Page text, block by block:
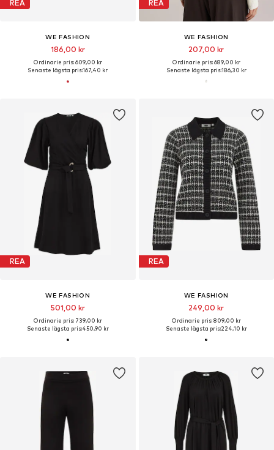
REA
WE FASHION
186,00 kr
Ordinarie pris: 609,00 kr
Senaste lägsta pris:167,40 kr
REA
WE FASHION
207,00 kr
Ordinarie pris: 689,00 kr
Senaste lägsta pris:186,30 kr
REA
WE FASHION
501,00 kr
Ordinarie pris: 739,00 kr
Senaste lägsta pris:450,90 kr
REA
WE FASHION
249,00 kr
Ordinarie pris: 809,00 kr
Senaste lägsta pris:224,10 kr